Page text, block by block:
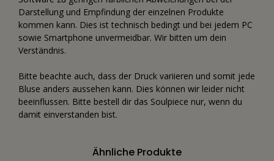
Darstellung und Empfindung der einzelnen Produkte
kommen kann. Dies ist technisch bedingt und bei jedem PC
sowie Smartphone unvermeidbar. Wir bitten um dein
Verständnis.
Bitte beachte auch, dass der Druck variieren und somit jede
Bluse anders aussehen kann. Dies können wir leider nicht
beeinflussen. Bitte bestell dir das Soulpiece nur, wenn du
damit einverstanden bist.
Ähnliche Produkte